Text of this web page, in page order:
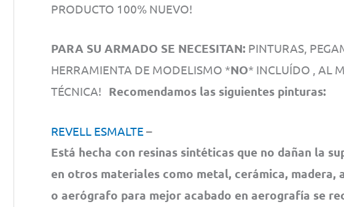
PRODUCTO 100% NUEVO!
PARA SU ARMADO SE NECESITAN: PINTURAS,
HERRAMIENTA DE MODELISMO *NO* INCLUÍDO , AL
TÉCNICA! Recomendamos las siguientes pinturas:
REVELL ESMALTE–
Está hecha con resinas sintéticas que no dañan la
en otros materiales como metal, cerámica,
o aerógrafo para mejor acabado en aerografía se